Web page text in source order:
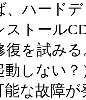
、ハード
ストール
復を試みる
動しない？
能な故障